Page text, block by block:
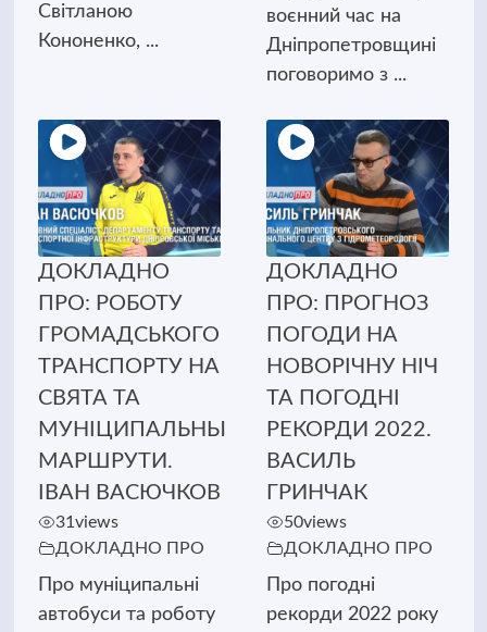
Світланою
Кононенко, ...
воєнний час на
Дніпропетровщині
поговоримо з ...
ДОКЛАДНО
ПРО: РОБОТУ
ГРОМАДСЬКОГО
ТРАНСПОРТУ НА
СВЯТА ТА
МУНІЦИПАЛЬНЫ
МАРШРУТИ.
ІВАН ВАСЮЧКОВ
31 views
ДОКЛАДНО ПРО
Про муніципальні
автобуси та роботу
ДОКЛАДНО
ПРО: ПРОГНОЗ
ПОГОДИ НА
НОВОРІЧНУ НІЧ
ТА ПОГОДНІ
РЕКОРДИ 2022.
ВАСИЛЬ
ГРИНЧАК
50views
ДОКЛАДНО ПРО
Про погодні
рекорди 2022 року